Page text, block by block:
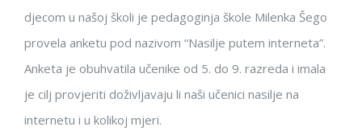
djecom u našoj školi je pedagoginja škole Milenka Šego
provela anketu pod nazivom “Nasilje putem interneta”.
Anketa je obuhvatila učenike od 5. do 9. razreda i imala
je cilj provjeriti doživljavaju li naši učenici nasilje na
internetu i u kolikoj mjeri.